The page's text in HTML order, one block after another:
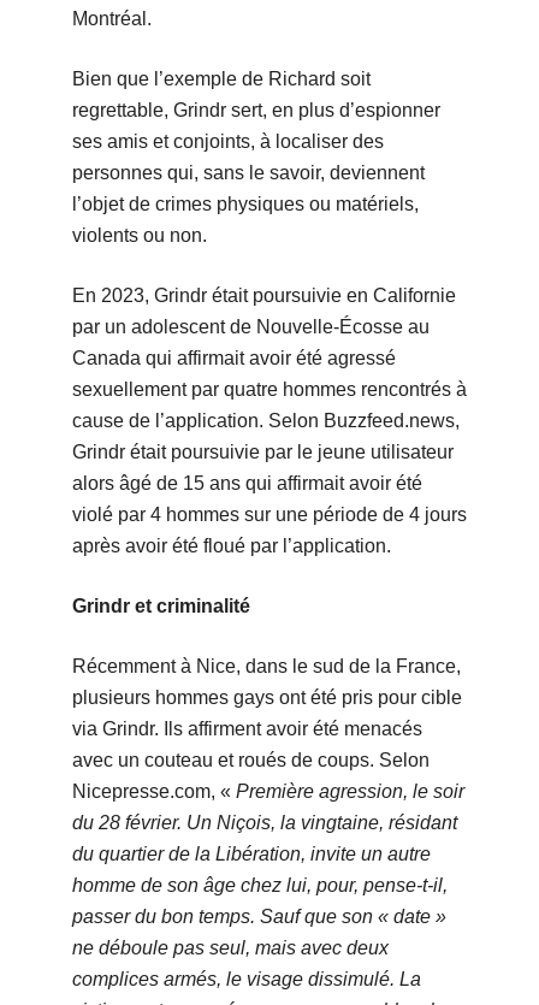
Montréal.
Bien que l’exemple de Richard soit
regrettable, Grindr sert, en plus d’espionner
ses amis et conjoints, à localiser des
personnes qui, sans le savoir, deviennent
l’objet de crimes physiques ou matériels,
violents ou non.
En 2023, Grindr était poursuivie en Californie
par un adolescent de Nouvelle-Écosse au
Canada qui affirmait avoir été agressé
sexuellement par quatre hommes rencontrés à
cause de l’application. Selon Buzzfeed.news,
Grindr était poursuivie par le jeune utilisateur
alors âgé de 15 ans qui affirmait avoir été
violé par 4 hommes sur une période de 4 jours
après avoir été floué par l’application.
Grindr et criminalité
Récemment à Nice, dans le sud de la France,
plusieurs hommes gays ont été pris pour cible
via Grindr. Ils affirment avoir été menacés
avec un couteau et roués de coups. Selon
Nicepresse.com, « Première agression, le soir
du 28 février. Un Niçois, la vingtaine, résidant
du quartier de la Libération, invite un autre
homme de son âge chez lui, pour, pense-t-il,
passer du bon temps. Sauf que son « date »
ne déboule pas seul, mais avec deux
complices armés, le visage dissimulé. La